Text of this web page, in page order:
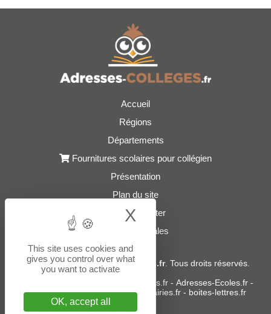
Accueil
Régions
Départements
Fournitures scolaires pour collégien
Présentation
Plan du site
Nous contacter
Mentions légales
© 2021 - 2026Adresses-Colleges.fr. Tous droits réservés.
donneespubliques.fr- Adresses-Ecoles.fr-
Adresses-Lycees.fr-Adresses-Mairies.fr- boites-lettres.fr
This site uses cookies and
gives you control over what
you want to activate
OK, accept all
X Hide cookie